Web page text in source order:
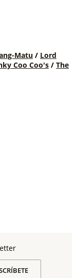
Matu / Lord
Coo Coo's / The